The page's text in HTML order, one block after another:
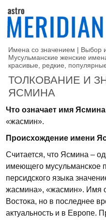
Имена со значением | Выбор
Мусульманские женские
красивые, редкие,
ТОЛКОВАНИЕ И
ЯСМИНА
Что означает имя
«жасмин».
Происхождение имени
Считается, что Ясмина –
имеющего мусульманское
персидского языка
жасмина», «жасмин». Имя
Востока, но в последнее
актуальность и в Европе.